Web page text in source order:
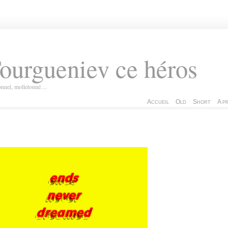
ce héros
molletonné…
Accueil Old Short A